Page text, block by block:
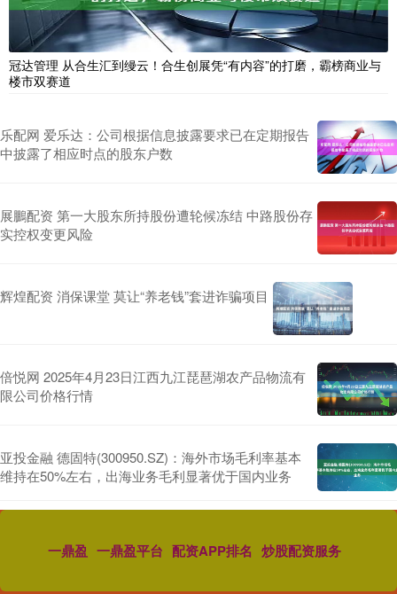
冠达管理 从合生汇到缦云！合生创展凭“有内容”的打磨，霸榜商业与
楼市双赛道
乐配网 爱乐达：公司根据信息披露要求已在定期报告
中披露了相应时点的股东户数
展鵬配资 第一大股东所持股份遭轮候冻结 中路股份存
实控权变更风险
辉煌配资 消保课堂 莫让“养老钱”套进诈骗项目
倍悦网 2025年4月23日江西九江琵琶湖农产品物流有
限公司价格行情
亚投金融 德固特(300950.SZ)：海外市场毛利率基本
维持在50%左右，出海业务毛利显著优于国内业务
一鼎盈 一鼎盈平台 配资APP排名 炒股配资服务